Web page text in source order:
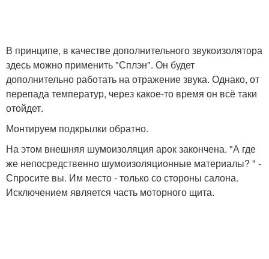
В принципе, в качестве дополнительного звукоизолятора
здесь можно применить "Сплэн". Он будет
дополнительно работать на отражение звука. Однако, от
перепада температур, через какое-то время он всё таки
отойдет.
Монтируем подкрылки обратно.
На этом внешняя шумоизоляция арок закончена. "А где
же непосредственно шумоизоляционные материалы? " -
Спросите вы. Им место - только со стороны салона.
Исключением является часть моторного щита.